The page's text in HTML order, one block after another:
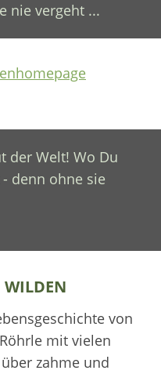
nie vergeht ...
der Welt! Wo Du
denn ohne sie
von
mit vielen
zahme und